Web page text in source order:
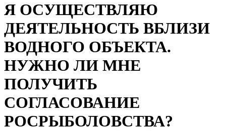
Я ОСУЩЕСТВЛЯЮ
ДЕЯТЕЛЬНОСТЬ ВБЛИЗИ
ВОДНОГО ОБЪЕКТА.
НУЖНО ЛИ МНЕ
ПОЛУЧИТЬ
СОГЛАСОВАНИЕ
РОСРЫБОЛОВСТВА?